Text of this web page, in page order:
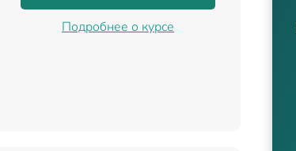
Подробнее о курсе